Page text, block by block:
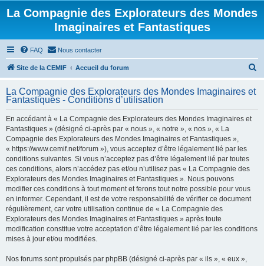
La Compagnie des Explorateurs des Mondes
Imaginaires et Fantastiques
FAQ Nous contacter
Site de la CEMIF Accueil du forum
h
La Compagnie des Explorateurs des Mondes Imaginaires et
Fantastiques - Conditions d’utilisation
En accédant à « La Compagnie des Explorateurs des Mondes Imaginaires et
Fantastiques » (désigné ci-après par « nous », « notre », « nos », « La
Compagnie des Explorateurs des Mondes Imaginaires et Fantastiques »,
« https://www.cemif.net/forum »), vous acceptez d’être légalement lié par les
conditions suivantes. Si vous n’acceptez pas d’être légalement lié par toutes
ces conditions, alors n’accédez pas et/ou n’utilisez pas « La Compagnie des
Explorateurs des Mondes Imaginaires et Fantastiques ». Nous pouvons
modifier ces conditions à tout moment et ferons tout notre possible pour vous
en informer. Cependant, il est de votre responsabilité de vérifier ce document
régulièrement, car votre utilisation continue de « La Compagnie des
Explorateurs des Mondes Imaginaires et Fantastiques » après toute
modification constitue votre acceptation d’être légalement lié par les conditions
mises à jour et/ou modifiées.
Nos forums sont propulsés par phpBB (désigné ci-après par « ils », « eux »,